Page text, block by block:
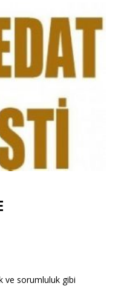
ve sorumluluk gibi